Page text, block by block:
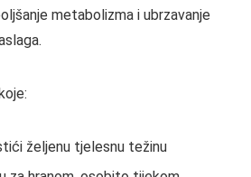
metabolizma i ubrzavanje
željenu tjelesnu težinu